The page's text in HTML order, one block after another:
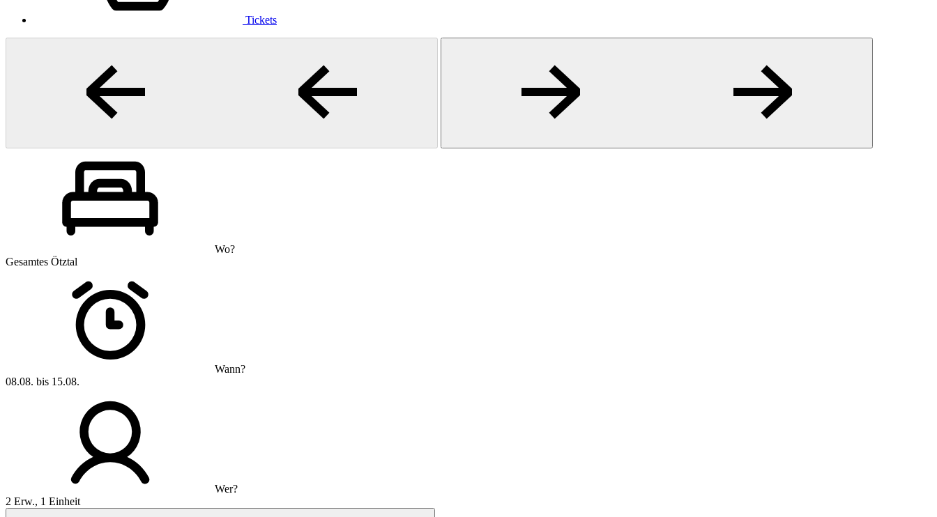
Tickets
Wo?
Gesamtes Ötztal
Wann?
08.08. bis 15.08.
Wer?
2 Erw., 1 Einheit